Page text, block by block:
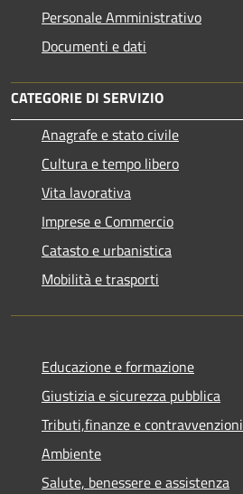
Personale Amministrativo
Documenti e dati
CATEGORIE DI SERVIZIO
Anagrafe e stato civile
Cultura e tempo libero
Vita lavorativa
Imprese e Commercio
Catasto e urbanistica
Mobilità e trasporti
Educazione e formazione
Giustizia e sicurezza pubblica
Tributi,finanze e contravvenzioni
Ambiente
Salute, benessere e assistenza